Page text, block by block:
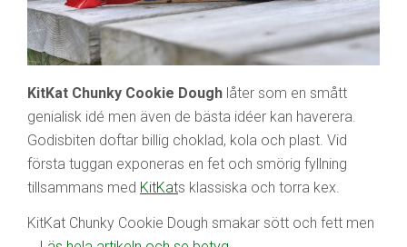
KitKat Chunky Cookie Dough låter som en smått
genialisk idé men även de bästa idéer kan haverera.
Godisbiten doftar billig choklad, kola och plast. Vid
första tuggan exponeras en fet och smörig fyllning
tillsammans med KitKats klassiska och torra kex.
KitKat Chunky Cookie Dough smakar sött och fett men